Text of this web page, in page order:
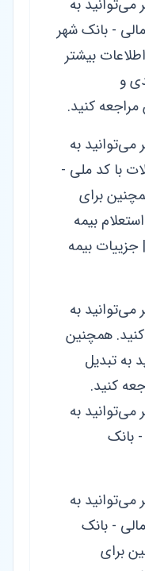
به
- بانک شهر
بیشتر
و
مراجعه کنید.
به
با کد ملی -
برای
بیمه
جزییات بیمه
به
کنید. همچنین
به تبدیل
کنید.
به
بانک
به
- بانک
برای